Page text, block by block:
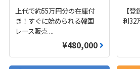
上代で約55万円分の在庫付
き！すぐに始められる韓国
レース販売 ...
¥480,000
【
利32